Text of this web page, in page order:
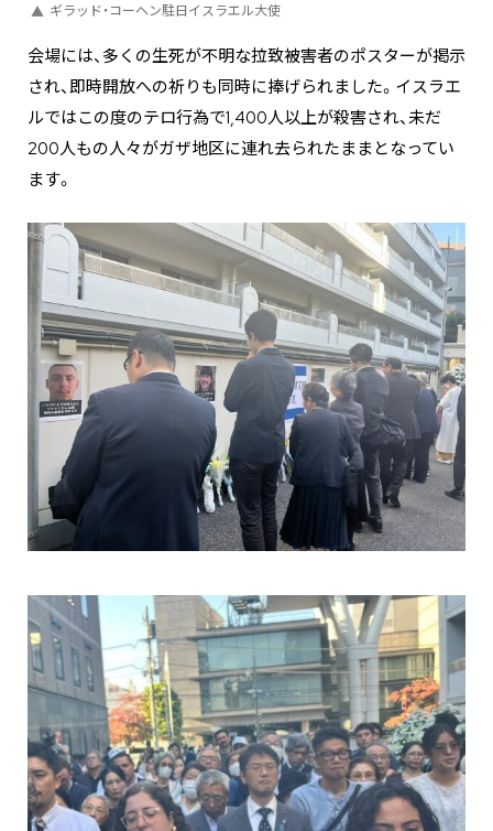
ギラッド・コーヘン駐日イスラエル大使
会場には、多くの生死が不明な拉致被害者のポスターが掲示
され、即時開放への祈りも同時に捧げられました。イスラエ
ルではこの度のテロ行為で1,400人以上が殺害され、未だ
200人もの人々がガザ地区に連れ去られたままとなってい
ます。